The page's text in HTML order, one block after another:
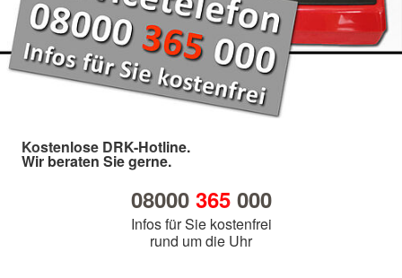
Kostenlose DRK-Hotline.
Wir beraten Sie gerne.
08000 365000
Infos für Sie kostenfrei
rund um die Uhr